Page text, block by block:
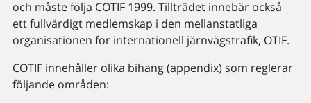
och måste följa COTIF 1999. Tillträdet innebär också
ett fullvärdigt medlemskap i den mellanstatliga
organisationen för internationell järnvägstrafik, OTIF.
COTIF innehåller olika bihang (appendix) som reglerar
följande områden: